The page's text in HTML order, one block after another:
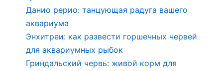
Данио рерио: танцующая радуга вашего
аквариума
Энхитреи: как развести горшечных червей
для аквариумных рыбок
Гриндальский червь: живой корм для